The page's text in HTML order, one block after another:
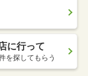
に行って
を探してもらう